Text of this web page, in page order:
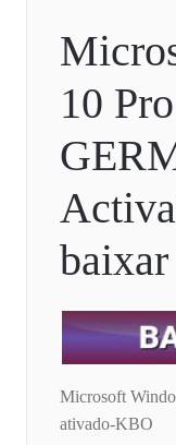
10
baixar
Microsoft
ativado-KBO